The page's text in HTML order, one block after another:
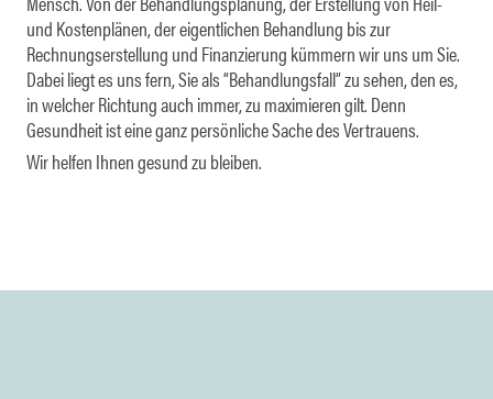
und Kostenplänen, der eigentlichen Behandlung bis zur
Rechnungserstellung und Finanzierung kümmern wir uns um Sie.
Dabei liegt es uns fern, Sie als “Behandlungsfall” zu sehen, den es,
in welcher Richtung auch immer, zu maximieren gilt. Denn
Gesundheit ist eine ganz persönliche Sache des Vertrauens.
Wir helfen Ihnen gesund zu bleiben.